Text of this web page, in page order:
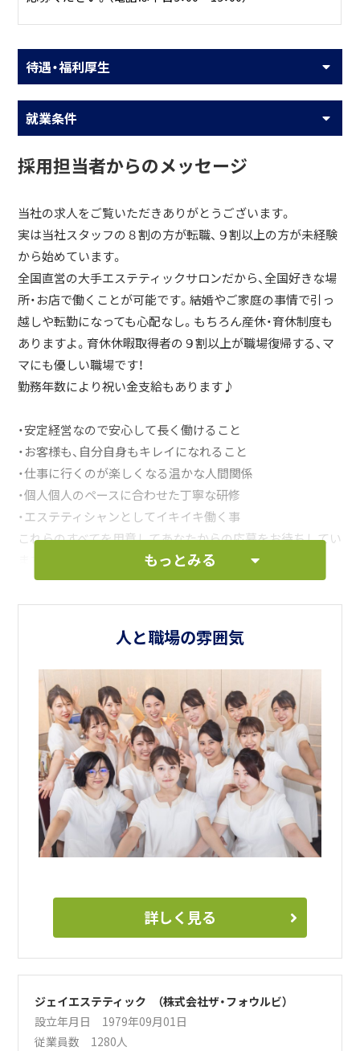
◆効果を実感できるエステサロン
◆接客満足度の高いエステサロン
◆紹介したいエステサロン
◆コスパの良いエステサロン
＜調査＞
方法:インターネット
期間:2020年10月28日～30日
対象:全国20代～50代の女性1012名
待遇・福利厚生
就業条件
採用担当者からのメッセージ
当社の求人をご覧いただきありがとうございます。
実は当社スタッフの８割の方が転職、９割以上の方が未経験
から始めています。
全国直営の大手エステティックサロンだから、全国好きな場
所・お店で働くことが可能です。結婚やご家庭の事情で引っ
越しや転勤になっても心配なし。もちろん産休・育休制度も
ありますよ。育休休暇取得者の９割以上が職場復帰する、マ
マにも優しい職場です！
勤務年数により祝い金支給もあります♪
・安定経営なので安心して長く働けること
・お客様も、自分自身もキレイになれること
・仕事に行くのが楽しくなる温かな人間関係
・個人個人のペースに合わせた丁寧な研修
・エステティシャンとしてイキイキ働く事
これらのすべてを用意してあなたからの応募をお待ちしてい
美容業界はAIには出来ないあなたならではのお仕事です！
もっとみる
人と職場の雰囲気
詳しく見る
ジェイエステティック （株式会社ザ・フォウルビ）
設立年月日 1979年09月01日
従業員数 1280人